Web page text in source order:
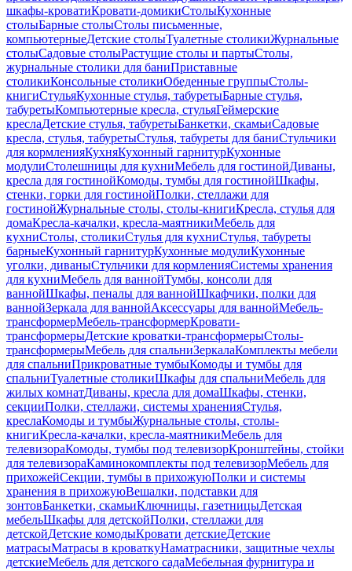
шкафы-кроватиКровати-домикиСтолыКухонные
столыБарные столыСтолы письменные,
компьютерныеДетские столыТуалетные столикиЖурнальные
столыСадовые столыРастущие столы и партыСтолы,
журнальные столики для баниПриставные
столикиКонсольные столикиОбеденные группыСтолы-
книгиСтульяКухонные стулья, табуретыБарные стулья,
табуретыКомпьютерные кресла, стульяГеймерские
креслаДетские стулья, табуретыБанкетки, скамьиСадовые
кресла, стулья, табуретыСтулья, табуреты для баниСтульчики
для кормленияКухняКухонный гарнитурКухонные
модулиСтолешницы для кухниМебель для гостинойДиваны,
кресла для гостинойКомоды, тумбы для гостинойШкафы,
стенки, горки для гостинойПолки, стеллажи для
гостинойЖурнальные столы, столы-книгиКресла, стулья для
домаКресла-качалки, кресла-маятникиМебель для
кухниСтолы, столикиСтулья для кухниСтулья, табуреты
барныеКухонный гарнитурКухонные модулиКухонные
уголки, диваныСтульчики для кормленияСистемы хранения
для кухниМебель для ваннойТумбы, консоли для
ваннойШкафы, пеналы для ваннойШкафчики, полки для
ваннойЗеркала для ваннойАксессуары для ваннойМебель-
трансформерМебель-трансформерКровати-
трансформерыДетские кроватки-трансформерыСтолы-
трансформерыМебель для спальниЗеркалаКомплекты мебели
для спальниПрикроватные тумбыКомоды и тумбы для
спальниТуалетные столикиШкафы для спальниМебель для
жилых комнатДиваны, кресла для домаШкафы, стенки,
секцииПолки, стеллажи, системы храненияСтулья,
креслаКомоды и тумбыЖурнальные столы, столы-
книгиКресла-качалки, кресла-маятникиМебель для
телевизораКомоды, тумбы под телевизорКронштейны, стойки
для телевизораКаминокомплекты под телевизорМебель для
прихожейСекции, тумбы в прихожуюПолки и системы
хранения в прихожуюВешалки, подставки для
зонтовБанкетки, скамьиКлючницы, газетницыДетская
мебельШкафы для детскойПолки, стеллажи для
детскойДетские комодыКровати детскиеДетские
матрасыМатрасы в кроваткуНаматрасники, защитные чехлы
детскиеМебель для детского садаМебельная фурнитура и